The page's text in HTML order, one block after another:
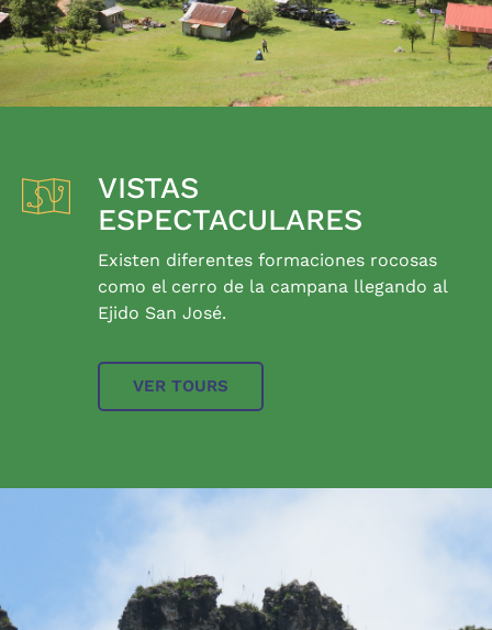
VISTAS
ESPECTACULARES
Existen diferentes formaciones rocosas
como el cerro de la campana llegando al
Ejido San José.
VER TOURS